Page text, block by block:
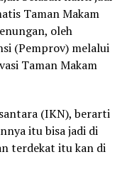
Taman Makam
oleh
(Pemprov) melalui
Taman Makam
(IKN), berarti
itu bisa jadi di
terdekat itu kan di